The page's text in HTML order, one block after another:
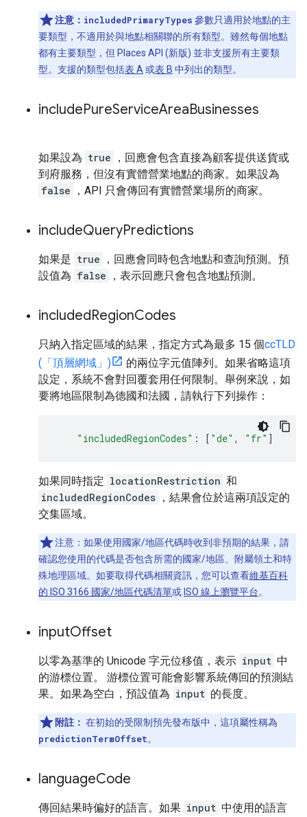
注意： includedPrimaryTypes 參數只適用於地點的主
要類型，不適用於與地點相關聯的所有類型。雖然每個地點
都有主要類型，但 Places API (新版) 並非支援所有主要類
型。支援的類型包括表 A 或表 B 中列出的類型。
includePureServiceAreaBusinesses
如果設為 true
，回應會包含直接為顧客提供送貨或
到府服務，但沒有實體營業地點的商家。如果設為
false
，API 只會傳回有實體營業場所的商家。
includeQueryPredictions
如果是 true
，回應會同時包含地點和查詢預測。預
設值為 false ，表示回應只會包含地點預測。
includedRegionCodes
只納入指定區域的結果，指定方式為最多 15 個ccTLD
(「頂層網域」)
的兩位字元值陣列。如果省略這項
設定，系統不會對回覆套用任何限制。舉例來說，如
要將地區限制為德國和法國，請執行下列操作：
"includedRegionCodes" : [ "de" , "fr" ]
如果同時指定 locationRestriction 和
includedRegionCodes ，結果會位於這兩項設定的
交集區域。
注意：如果使用國家/地區代碼時收到非預期的結果，請
確認您使用的代碼是否包含所需的國家/地區、附屬領土和特
殊地理區域。如要取得代碼相關資訊，您可以查看維基百科
的 ISO 3166 國家/地區代碼清單或 ISO 線上瀏覽平台。
inputOffset
以零為基準的 Unicode 字元位移值，表示 input 中
的游標位置。 游標位置可能會影響系統傳回的預測結
果。如果為空白，預設值為 input 的長度。
附註： 在初始的受限制預先發布版中，這項屬性稱為
predictionTermOffset。
languageCode
傳回結果時偏好的語言。如果 input 中使用的語言